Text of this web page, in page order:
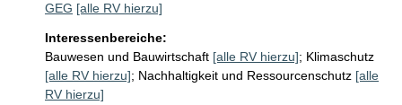
GEG [alle RV hierzu]
Interessenbereiche:
Bauwesen und Bauwirtschaft [alle RV hierzu]; Klimaschutz
[alle RV hierzu]; Nachhaltigkeit und Ressourcenschutz [alle
RV hierzu]